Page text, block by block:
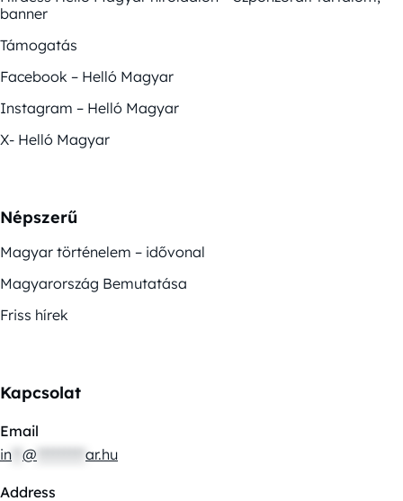
banner
Támogatás
Facebook – Helló Magyar
Instagram – Helló Magyar
X- Helló Magyar
Népszerű
Magyar történelem – idővonal
Magyarország Bemutatása
Friss hírek
Kapcsolat
Email
in @ ar.hu
Address